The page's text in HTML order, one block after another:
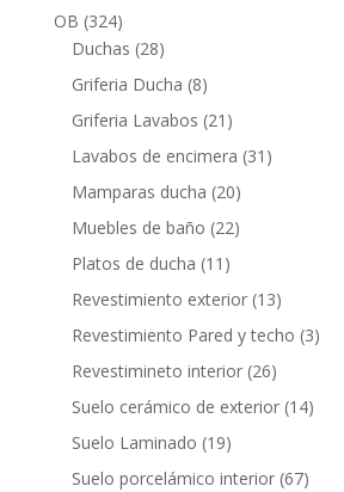
OB 324324
productos
Duchas 2828
productos
Griferia Ducha 88
productos
Griferia Lavabos 21 21
productos
Lavabos de encimera 31 31
Mamparas ducha 2020
productos
Muebles de baño 2222
Platos de ducha 11 11
productos
Revestimiento exterior 1313
productos
Revestimiento Pared y techo 33
Revestimineto interior 2626
productos
Suelo cerámico de exterior 1414
Suelo Laminado 1919
productos
Suelo porcelámico interior 6767